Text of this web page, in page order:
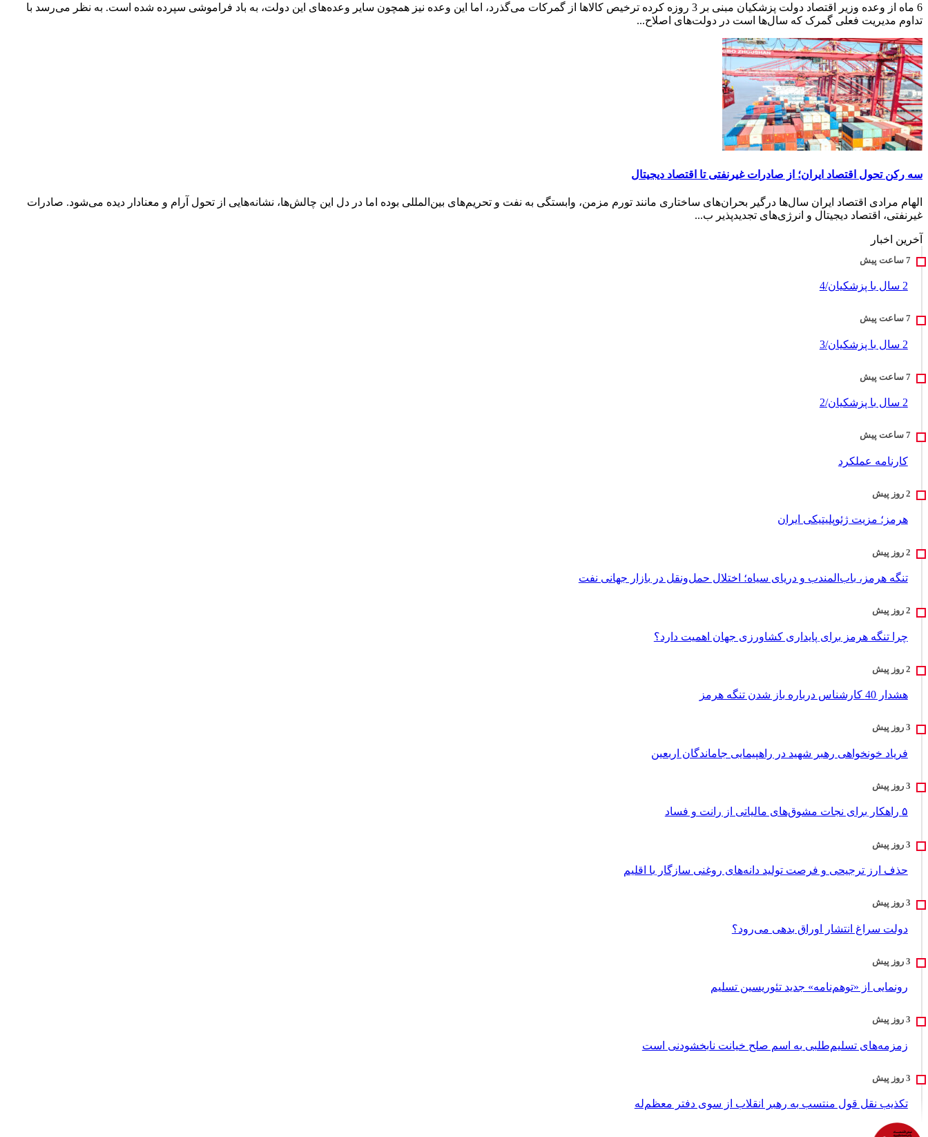
6 ماه از وعده وزیر اقتصاد دولت پزشکیان مبنی بر 3 روزه کرده ترخیص کالاها از گمرکات می‌گذرد، اما این وعده نیز همچون سایر وعده‌های این دولت، به باد فراموشی سپرده شده است. به نظر می‌رسد با
تداوم مدیریت فعلی گمرک که سال‌ها است در دولت‌های اصلاح‌...
سه رکن تحول اقتصاد ایران؛ از صادرات غیرنفتی تا اقتصاد دیجیتال
الهام مرادی اقتصاد ایران سال‌ها درگیر بحران‌های ساختاری مانند تورم مزمن، وابستگی به نفت و تحریم‌های بین‌المللی بوده اما در دل این چالش‌ها، نشانه‌هایی از تحول آرام و معنادار دیده می‌شود. صادرات
غیرنفتی، اقتصاد دیجیتال و انرژی‌های تجدیدپذیر ب...
آخرین اخبار
2 سال با پزشکیان/4
2 سال با پزشکیان/3
2 سال با پزشکیان/2
کارنامه عملکرد
هرمز؛ مزیت ژئوپلیتیکی ایران
تنگه هرمز، باب‌المندب و دریای سیاه؛ اختلال حمل‌ونقل در بازار جهانی نفت
چرا تنگه هرمز برای پایداری کشاورزی جهان اهمیت دارد؟
هشدار 40 کارشناس درباره باز شدن تنگه هرمز
فریاد خونخواهی رهبر شهید در راهپیمایی جاماندگان اربعین
۵ راهکار برای نجات مشوق‌های مالیاتی از رانت و فساد
حذف ارز ترجیحی و فرصت تولید دانه‌های روغنی سازگار با اقلیم
دولت سراغ انتشار اوراق بدهی می‌رود؟
رونمایی از «توهم‌نامه» جدید تئور‌یسین تسلیم
زمزمه‌های تسلیم‌طلبی به اسم صلح خیانت نابخشودنی است
تکذیب نقل قول منتسب به رهبر انقلاب از سوی دفتر معظم‌له